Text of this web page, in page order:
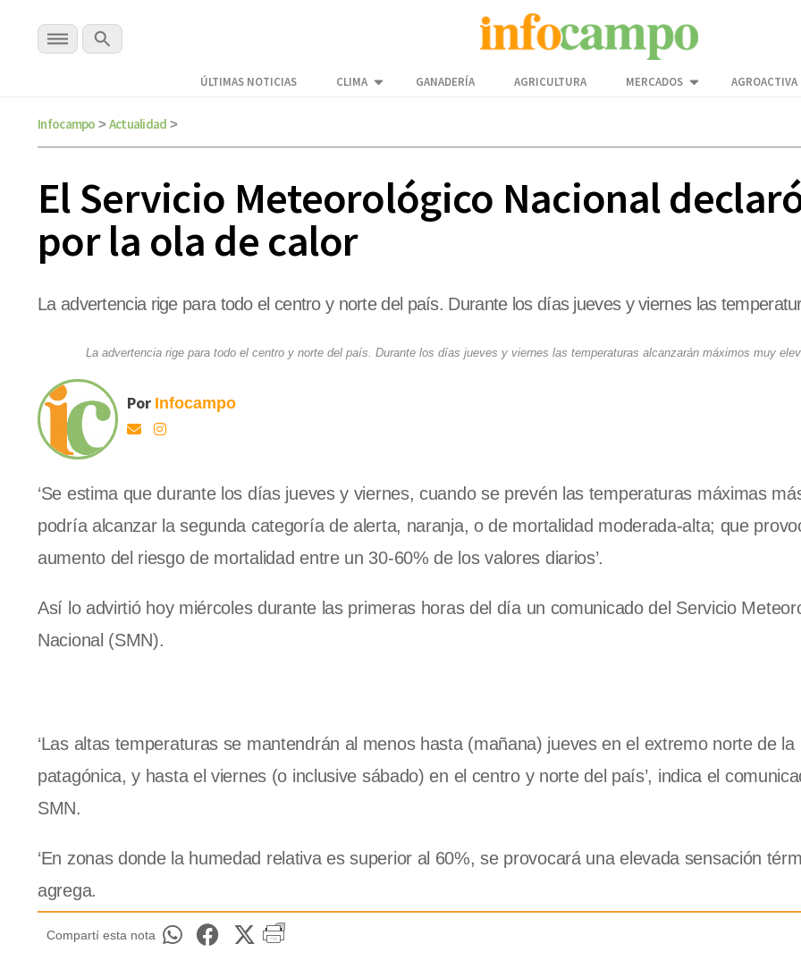
ÚLTIMAS NOTICIAS CLIMA GANADERÍA AGRICULTURA MERCADOS AGROACTIVA
Infocampo > Actualidad >
El Servicio Meteorológico Nacional
por la ola de calor
La advertencia rige para todo el centro y norte del país. Durante los días jueves y viernes las
La advertencia rige para todo el centro y norte del país. Durante los días jueves y viernes las temperaturas alcanzarán máximos muy
Por Infocampo
‘Se estima que durante los días jueves y viernes, cuando se prevén las temperaturas máximas
podría alcanzar la segunda categoría de alerta, naranja, o de mortalidad moderada-alta; que
aumento del riesgo de mortalidad entre un 30-60% de los valores diarios’.
Así lo advirtió hoy miércoles durante las primeras horas del día un comunicado del Servicio
Nacional (SMN).
‘Las altas temperaturas se mantendrán al menos hasta (mañana) jueves en el extremo norte de la
patagónica, y hasta el viernes (o inclusive sábado) en el centro y norte del país’, indica el
SMN.
‘En zonas donde la humedad relativa es superior al 60%, se provocará una elevada sensación
agrega.
Compartí esta nota